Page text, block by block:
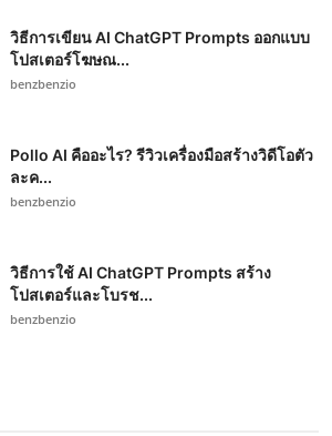
วิธีการเขียน AI ChatGPT Prompts ออกแบบ
โปสเตอร์โฆษณ...
benzbenzio
Pollo AI คืออะไร? รีวิวเครื่องมือสร้างวิดีโอตัว
ละค...
benzbenzio
วิธีการใช้ AI ChatGPT Prompts สร้าง
โปสเตอร์และโบรช...
benzbenzio